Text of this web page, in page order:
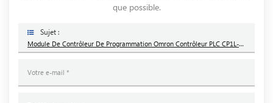
que possible.
Sujet :
Module De Contrôleur De Programmation Omron Contrôleur PLC CP1L-EM30DR-D